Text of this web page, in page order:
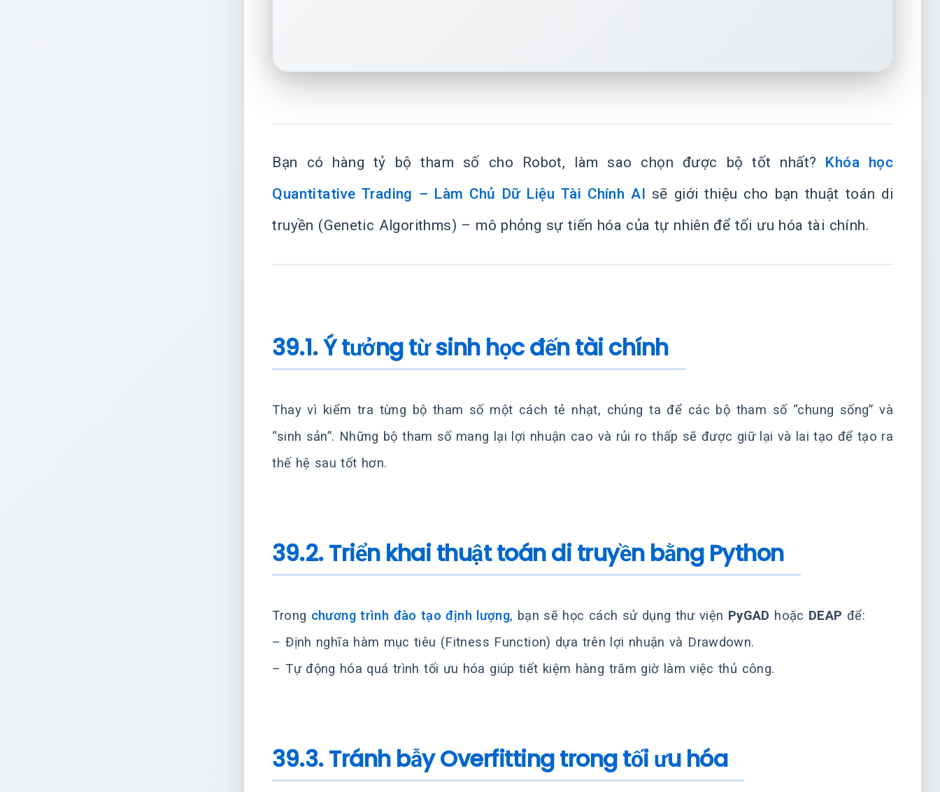
Bạn có hàng tỷ bộ tham số cho Robot, làm sao chọn được bộ tốt nhất? Khóa học
Quantitative Trading – Làm Chủ Dữ Liệu Tài Chính AI sẽ giới thiệu cho bạn thuật toán di
truyền (Genetic Algorithms) – mô phỏng sự tiến hóa của tự nhiên để tối ưu hóa tài chính.
39.1. Ý tưởng từ sinh học đến tài chính
Thay vì kiểm tra từng bộ tham số một cách tẻ nhạt, chúng ta để các bộ tham số “chung sống” và
“sinh sản”. Những bộ tham số mang lại lợi nhuận cao và rủi ro thấp sẽ được giữ lại và lai tạo để tạo ra
thế hệ sau tốt hơn.
39.2. Triển khai thuật toán di truyền bằng Python
Trong chương trình đào tạo định lượng, bạn sẽ học cách sử dụng thư viện PyGAD hoặc DEAP để:
– Định nghĩa hàm mục tiêu (Fitness Function) dựa trên lợi nhuận và Drawdown.
– Tự động hóa quá trình tối ưu hóa giúp tiết kiệm hàng trăm giờ làm việc thủ công.
39.3. Tránh bẫy Overfitting trong tối ưu hóa